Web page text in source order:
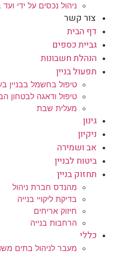
ניהול נכסים על ידי ועד
צור קשר
דף הבית
גביית כספים
הנהלת חשבונות
תפעול בניין
טיפול בחשמל בבניין
טיפול ודאגה לבטחון
מעלית שבת
גינון
ניקיון
אב ושמירה
ביטוח לבניין
תחזוק בניין
מהנדס חברת ניהול
בדיקת ליקויי בנייה
חיזוק אריחים
הרחבות בנייה
כללי
מעבר לניהול בתים